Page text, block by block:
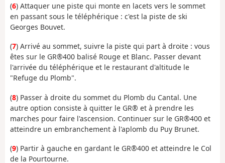
(6) Attaquer une piste qui monte en lacets vers le sommet
en passant sous le téléphérique : c'est la piste de ski
Georges Bouvet.
(7) Arrivé au sommet, suivre la piste qui part à droite : vous
êtes sur le GR®400 balisé Rouge et Blanc. Passer devant
l'arrivée du téléphérique et le restaurant d'altitude le
"Refuge du Plomb".
(8) Passer à droite du sommet du Plomb du Cantal. Une
autre option consiste à quitter le GR® et à prendre les
marches pour faire l'ascension. Continuer sur le GR®400 et
atteindre un embranchement à l'aplomb du Puy Brunet.
(9) Partir à gauche en gardant le GR®400 et atteindre le Col
de la Pourtourne.